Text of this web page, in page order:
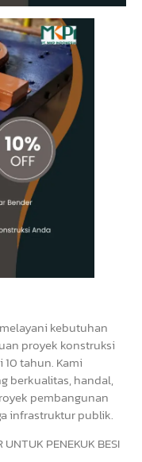
kebutuhan
proyek konstruksi
tahun. Kami
berkualitas, handal,
pembangunan
infrastruktur publik.
UNTUK PENEKUK BESI